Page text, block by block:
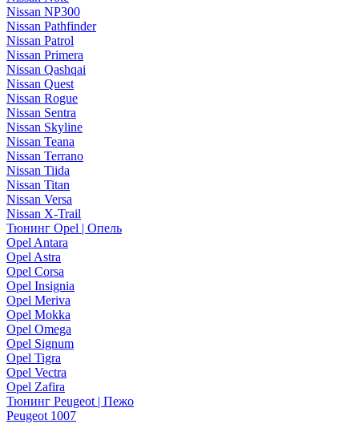
Nissan NP300
Nissan Pathfinder
Nissan Patrol
Nissan Primera
Nissan Qashqai
Nissan Quest
Nissan Rogue
Nissan Sentra
Nissan Skyline
Nissan Teana
Nissan Terrano
Nissan Tiida
Nissan Titan
Nissan Versa
Nissan X-Trail
Тюнинг Opel | Опель
Opel Antara
Opel Astra
Opel Corsa
Opel Insignia
Opel Meriva
Opel Mokka
Opel Omega
Opel Signum
Opel Tigra
Opel Vectra
Opel Zafira
Тюнинг Peugeot | Пежо
Peugeot 1007